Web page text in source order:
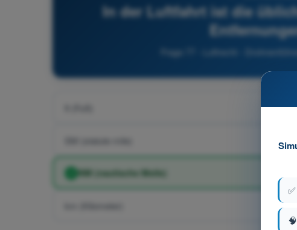
In der Luftfahrt ist die
Frage 77 - Luftrecht -
SM (statute mile)
NM (nautische Meile)
✅
🧠